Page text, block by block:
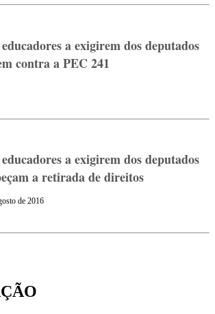
a exigirem dos deputados
contra a PEC 241
a exigirem dos deputados
a retirada de direitos
de 2016